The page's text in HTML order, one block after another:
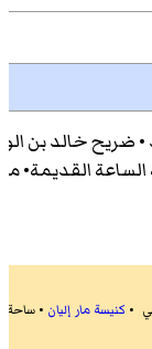
• كنيسة مار إليان • ساحة